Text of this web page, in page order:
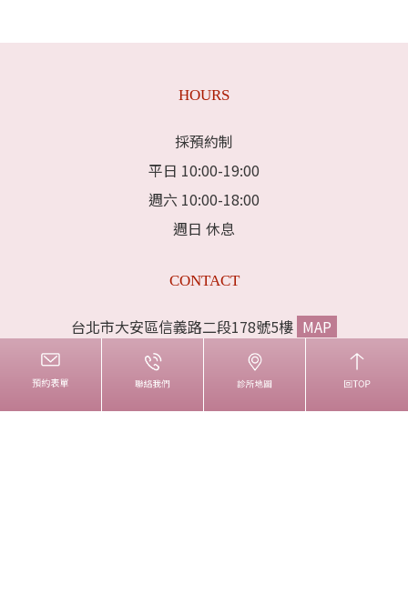
HOURS
採預約制
平日 10:00-19:00
週六 10:00-18:00
週日 休息
CONTACT
台北市大安區信義路二段178號5樓 MAP
電話:02-33933383
傳真:02-33223536
liproclinic@gmail.com